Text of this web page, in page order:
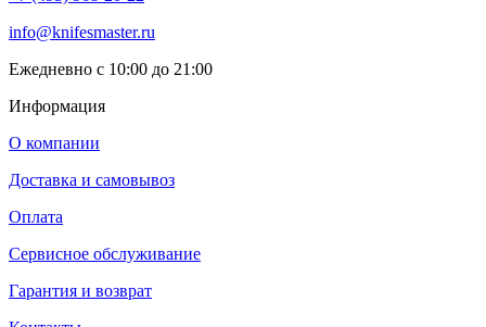
info@knifesmaster.ru
Ежедневно с 10:00 до 21:00
Информация
О компании
Доставка и самовывоз
Оплата
Сервисное обслуживание
Гарантия и возврат